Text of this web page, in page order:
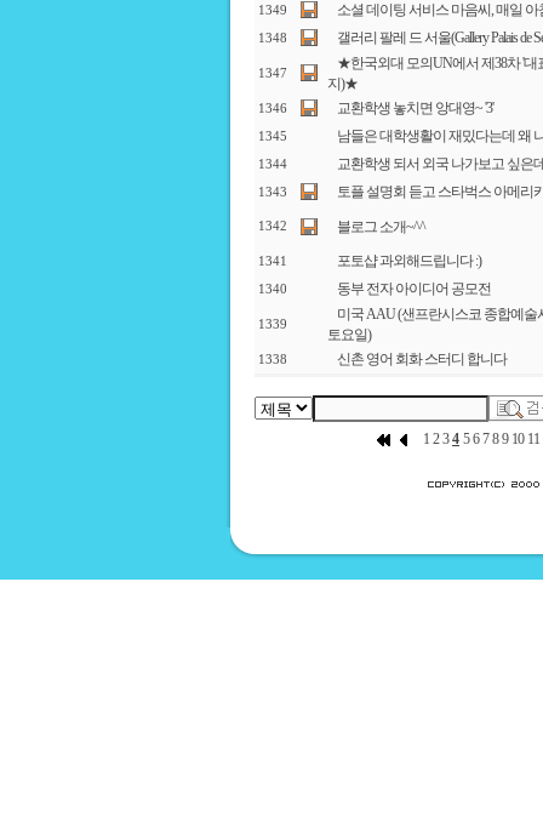
1349 소셜 데이팅 서비스 마음씨, 매일
1348 갤러리 팔레 드 서울(Gallery Palais de
1347
★한국외대 모의UN에서 제38차 '대
지)★
1346 교환학생 놓치면 앙대영~ '3'
1345 남들은 대학생활이 재밌다는데 왜
1344 교환학생 되서 외국 나가보고 싶은
1343 토플 설명회 듣고 스타벅스 아메리
1342 블로그 소개~^^
1341 포토샵 과외해드립니다 :)
1340 동부 전자 아이디어 공모전
1339
미국 AAU (샌프란시스코 종합예술
토요일)
1338 신촌 영어 회화 스터디 합니다
1 2 3 4 5 6 7 8 9 10 11